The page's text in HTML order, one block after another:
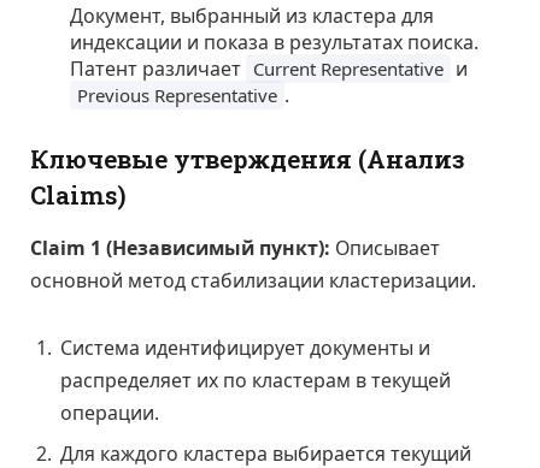
Документ, выбранный из кластера для
индексации и показа в результатах поиска.
Патент различает Current Representative и
Previous Representative .
Ключевые утверждения (Анализ
Claims)
Claim 1 (Независимый пункт): Описывает
основной метод стабилизации кластеризации.
Система идентифицирует документы и
распределяет их по кластерам в текущей
операции.
Для каждого кластера выбирается текущий